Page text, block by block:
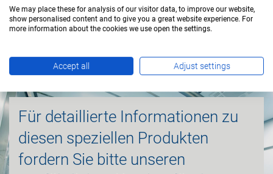
Für detaillierte Informationen zu
diesen speziellen Produkten
fordern Sie bitte unseren
We may place these for analysis of our visitor data, to improve our website,
show personalised content and to give you a great website experience. For
more information about the cookies we use open the settings.
Accept all Adjust settings